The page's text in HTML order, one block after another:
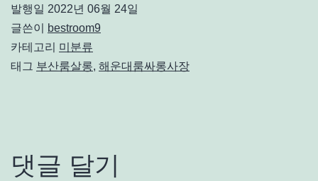
발행일 2022년 06월 24일
글쓴이
bestroom9
카테고리 미분류
태그 부산룸살롱, 해운대룸싸롱사장
댓글 달기